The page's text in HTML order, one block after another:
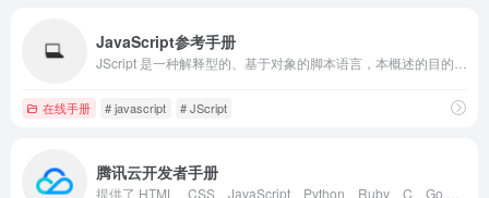
JavaScript参考手册
在线手册 # javascript # JScript
腾讯云开发者手册